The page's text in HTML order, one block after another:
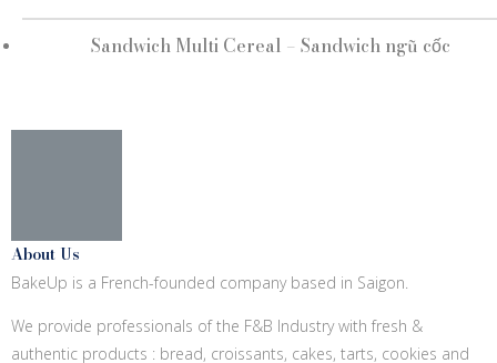
Sandwich Multi Cereal – Sandwich ngũ cốc
About Us
BakeUp is a French-founded company based in Saigon.
We provide professionals of the F&B Industry with fresh &
authentic products : bread, croissants, cakes, tarts, cookies and